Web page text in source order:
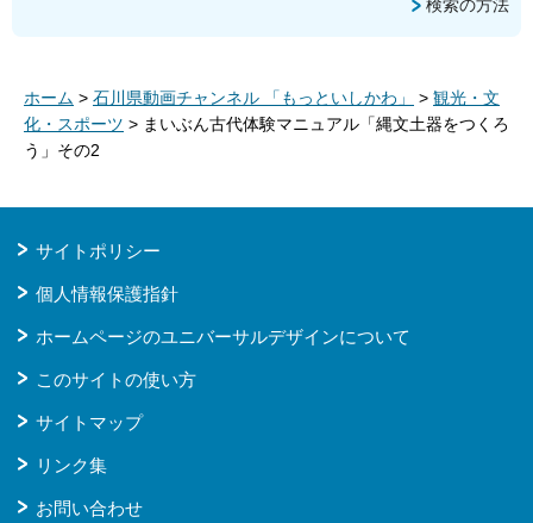
検索の方法
ホーム > 石川県動画チャンネル 「もっといしかわ」 > 観光・文
化・スポーツ > まいぶん古代体験マニュアル「縄文土器をつくろ
う」その2
サイトポリシー
個人情報保護指針
ホームページのユニバーサルデザインについて
このサイトの使い方
サイトマップ
リンク集
お問い合わせ